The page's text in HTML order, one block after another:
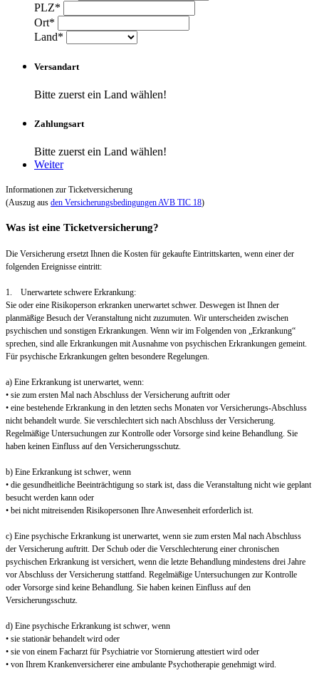
PLZ*
Ort*
Land*
Versandart
Bitte zuerst ein Land wählen!
Zahlungsart
Bitte zuerst ein Land wählen!
Weiter
Informationen zur Ticketversicherung
(Auszug aus den Versicherungsbedingungen AVB TIC 18)
Was ist eine Ticketversicherung?
Die Versicherung ersetzt Ihnen die Kosten für gekaufte Eintrittskarten, wenn einer der
folgenden Ereignisse eintritt:
1. Unerwartete schwere Erkrankung:
Sie oder eine Risikoperson erkranken unerwartet schwer. Deswegen ist Ihnen der
planmäßige Besuch der Veranstaltung nicht zuzumuten. Wir unterscheiden zwischen
psychischen und sonstigen Erkrankungen. Wenn wir im Folgenden von „Erkrankung“
sprechen, sind alle Erkrankungen mit Ausnahme von psychischen Erkrankungen gemeint.
Für psychische Erkrankungen gelten besondere Regelungen.
a) Eine Erkrankung ist unerwartet, wenn:
• sie zum ersten Mal nach Abschluss der Versicherung auftritt oder
• eine bestehende Erkrankung in den letzten sechs Monaten vor Versicherungs-Abschluss
nicht behandelt wurde. Sie verschlechtert sich nach Abschluss der Versicherung.
Regelmäßige Untersuchungen zur Kontrolle oder Vorsorge sind keine Behandlung. Sie
haben keinen Einfluss auf den Versicherungsschutz.
b) Eine Erkrankung ist schwer, wenn
• die gesundheitliche Beeinträchtigung so stark ist, dass die Veranstaltung nicht wie geplant
besucht werden kann oder
• bei nicht mitreisenden Risikopersonen Ihre Anwesenheit erforderlich ist.
c) Eine psychische Erkrankung ist unerwartet, wenn sie zum ersten Mal nach Abschluss
der Versicherung auftritt. Der Schub oder die Verschlechterung einer chronischen
psychischen Erkrankung ist versichert, wenn die letzte Behandlung mindestens drei Jahre
vor Abschluss der Versicherung stattfand. Regelmäßige Untersuchungen zur Kontrolle
oder Vorsorge sind keine Behandlung. Sie haben keinen Einfluss auf den
Versicherungsschutz.
d) Eine psychische Erkrankung ist schwer, wenn
• sie stationär behandelt wird oder
• sie von einem Facharzt für Psychiatrie vor Stornierung attestiert wird oder
• von Ihrem Krankenversicherer eine ambulante Psychotherapie genehmigt wird.